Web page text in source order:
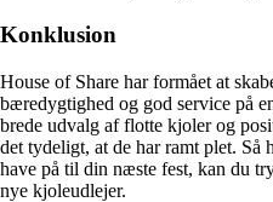
Konklusion
House of Share har formået at
bæredygtighed og god service på
brede udvalg af flotte kjoler og
det tydeligt, at de har ramt plet.
have på til din næste fest, kan du
nye kjoleudlejer.